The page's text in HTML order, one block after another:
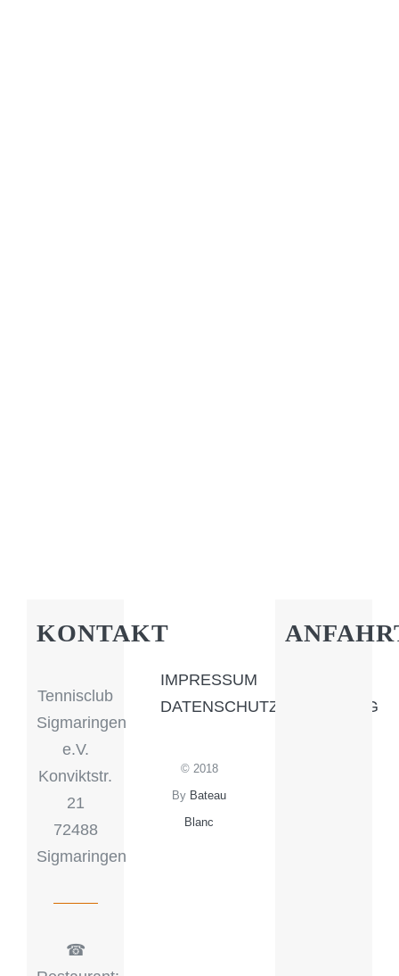
KONTAKT
Tennisclub
Sigmaringen
e.V.
Konviktstr.
21
72488
Sigmaringen
☎︎
IMPRESSUM
DATENSCHUTZERKLÄRUNG
© 2018
By Bateau
Blanc